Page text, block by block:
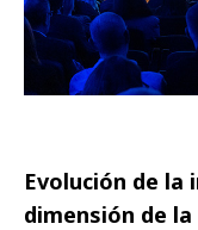
Evolución de la
dimensión de